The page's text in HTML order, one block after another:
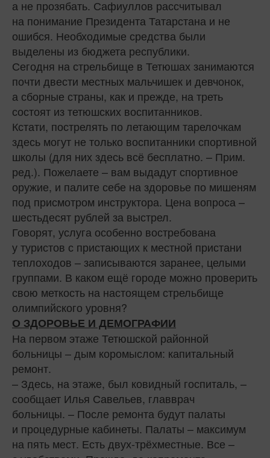
а не прозябать. Сафиуллов рассчитывал
на понимание Президента Татарстана и не
ошибся. Необходимые средства были
выделены из бюджета республики.
Сегодня на стрельбище в Тетюшах занимаются
почти двести местных мальчишек и девчонок,
а сборные страны, как и прежде, на треть
состоят из тетюшских воспитанников.
Кстати, пострелять по летающим тарелочкам
здесь могут не только воспитанники спортивной
школы (для них здесь всё бесплатно. – Прим.
ред.). Пожелаете – вам выдадут спортивное
оружие, и палите себе на здоровье по мишеням
под присмотром инструктора. Цена вопроса –
шестьдесят рублей за выстрел.
Говорят, услуга особенно востребована
у туристов с пристающих к местной пристани
теплоходов – записываются заранее, целыми
группами. В каком ещё городе можно проверить
свою меткость на настоящем стрельбище
олимпийского уровня?
О ЗДОРОВЬЕ И ДЕМОГРАФИИ
На первом этаже Тетюшской районной
больницы – дым коромыслом: капитальный
ремонт.
– Здесь, на этаже, был ковидный госпиталь, –
сообщает Илья Савельев, главврач
больницы. – После ремонта будут палаты
и процедурные кабинеты. Палаты – максимум
на пять мест. Есть двух-трёхместные. Все –